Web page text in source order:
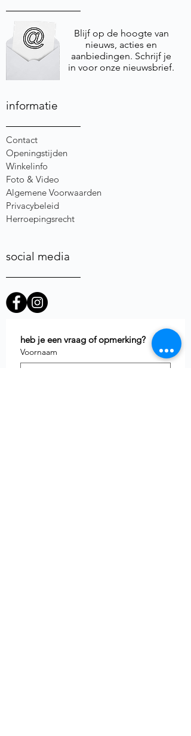
Blijf op de hoogte van
nieuws, acties en
aanbiedingen. Schrijf je
in voor onze nieuwsbrief.
informatie
Contact
Openingstijden
Winkelinfo
Foto & Video
Algemene Voorwaarden
Privacybeleid
Herroepingsrecht
social media
heb je een vraag of opmerking?
Voornaam